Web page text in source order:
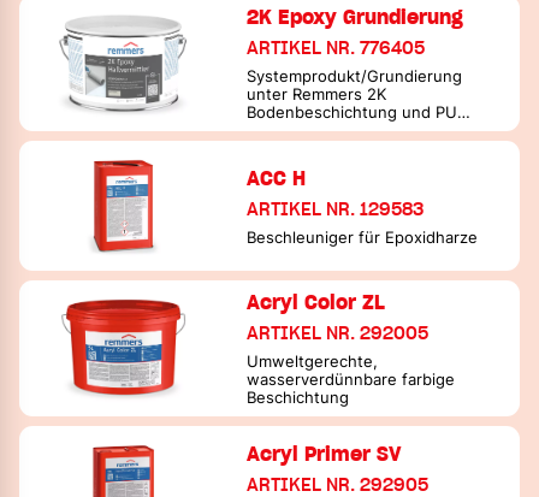
2K Epoxy Grundierung
ARTIKEL NR. 776405
Systemprodukt/Grundierung
unter Remmers 2K
Bodenbeschichtung und PU
Garagenbeschichtung
ACC H
ARTIKEL NR. 129583
Beschleuniger für Epoxidharze
Acryl Color ZL
ARTIKEL NR. 292005
Umweltgerechte,
wasserverdünnbare farbige
Beschichtung
Acryl Primer SV
ARTIKEL NR. 292905